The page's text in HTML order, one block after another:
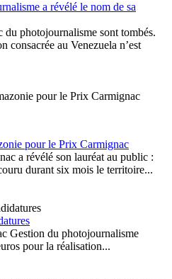
a révélé le nom de sa
photojournalisme sont tombés.
consacrée au Venezuela n’est
pour le Prix Carmignac
a révélé son lauréat au public :
durant six mois le territoire...
Gestion du photojournalisme
pour la réalisation...